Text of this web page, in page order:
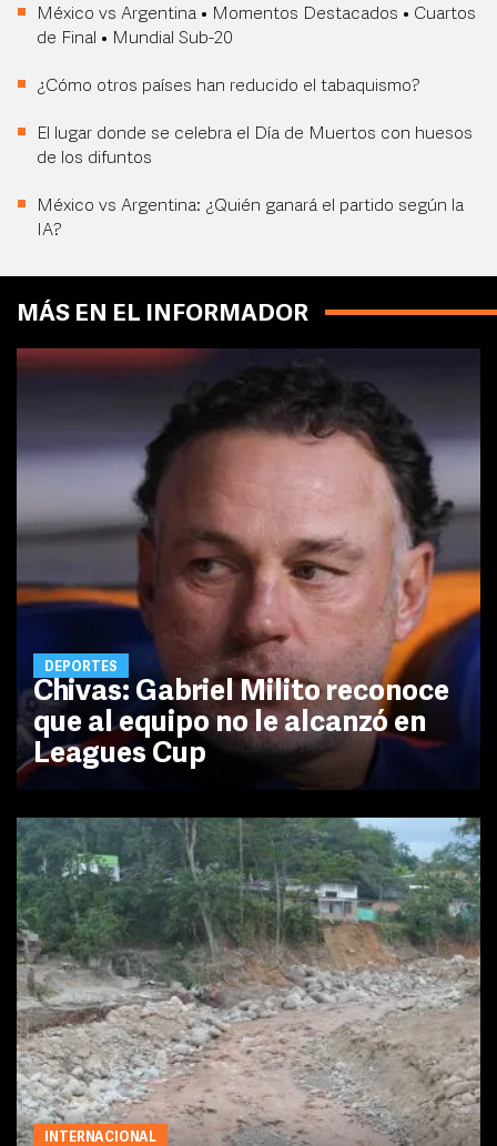
México vs Argentina • Momentos Destacados • Cuartos
de Final • Mundial Sub-20
¿Cómo otros países han reducido el tabaquismo?
El lugar donde se celebra el Día de Muertos con huesos
de los difuntos
México vs Argentina: ¿Quién ganará el partido según la
IA?
MÁS EN EL INFORMADOR
DEPORTES
Chivas: Gabriel Milito reconoce
que al equipo no le alcanzó en
Leagues Cup
INTERNACIONAL